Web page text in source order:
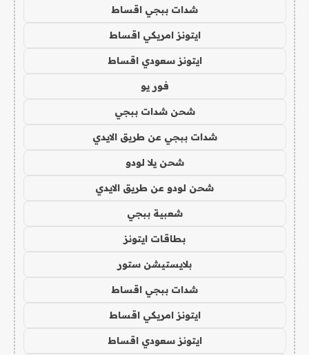
شدات ببجي اقساط
ايتونز امريكي اقساط
ايتونز سعودي اقساط
فور يو
شحن شدات ببجي
شدات ببجي عن طريق الايدي
شحن يلا لودو
شحن لودو عن طريق الايدي
شعبية ببجي
بطاقات ايتونز
بلايستيشن ستور
شدات ببجي اقساط
ايتونز امريكي اقساط
ايتونز سعودي اقساط